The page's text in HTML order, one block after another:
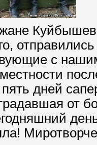
с
дней
от